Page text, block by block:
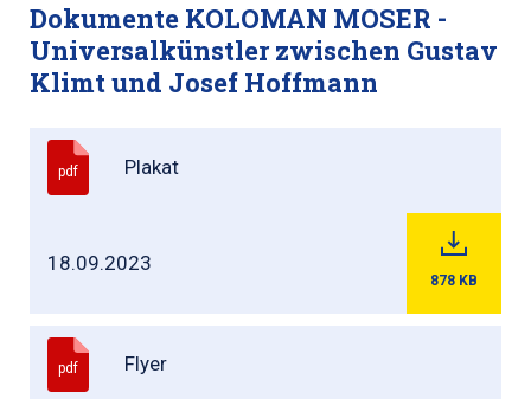
Dokumente KOLOMAN MOSER -
Universalkünstler zwischen Gustav
Klimt und Josef Hoffmann
pdf Plakat
18.09.2023
878 KB
pdf Flyer